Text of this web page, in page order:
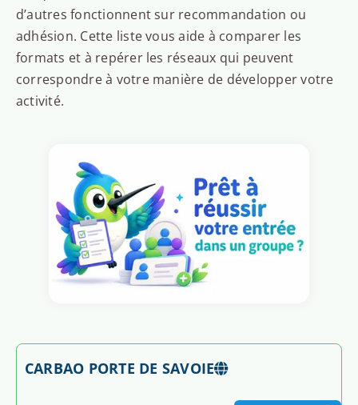
d’autres fonctionnent sur recommandation ou
adhésion. Cette liste vous aide à comparer les
formats et à repérer les réseaux qui peuvent
correspondre à votre manière de développer votre
activité.
CARBAO PORTE DE SAVOIE